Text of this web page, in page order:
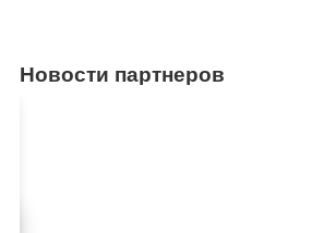
Новости партнеров